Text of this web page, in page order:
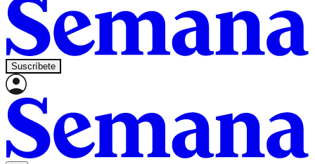
Suscríbete